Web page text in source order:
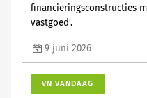
financieringsconstructies
vastgoed'.
9 juni 2026
VN VANDAAG